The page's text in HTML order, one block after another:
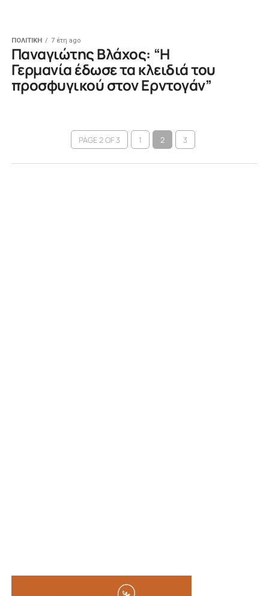
ΠΟΛΙΤΙΚΗ 7 έτη ago
Παναγιώτης Βλάχος: “Η
Γερμανία έδωσε τα κλειδιά του
προσφυγικού στον Ερντογάν”
PAGE 2 OF 3 1 2 3